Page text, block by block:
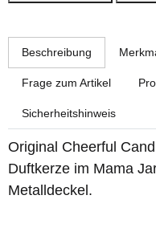
Beschreibung
Frage zum Artikel
Sicherheitshinweis
Original Cheerful
Duftkerze im Mama
Metalldeckel.